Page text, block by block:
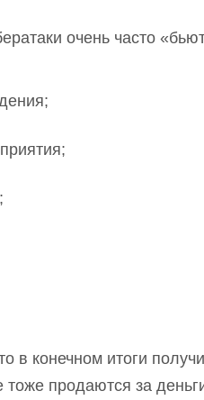
очень часто
в конечном итоги
продаются за